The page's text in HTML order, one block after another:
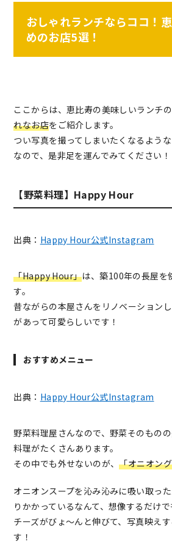
おしゃれランチならココ！
めのお店5選！
ここからは、恵比寿の美味しいランチ
れなお店をご紹介します。
つい写真を撮ってしまいたくなるよう
なので、是非足を運んでみてください！
【野菜料理】Happy Hour
出典： Happy Hour公式Instagram
「Happy Hour」は、築100年の長屋を
す。
昔ながらの本屋さんをリノベーションし
があって可愛らしいです！
おすすめメニュー
出典： Happy Hour公式Instagram
野菜料理屋さんなので、野菜そのもの
料理がたくさんあります。
その中でも外せないのが、「オニオン
オニオンスープを沁み沁みに吸い取っ
りかかっているなんて、想像するだけ
チーズがびょ〜んと伸びて、写真映え
す！